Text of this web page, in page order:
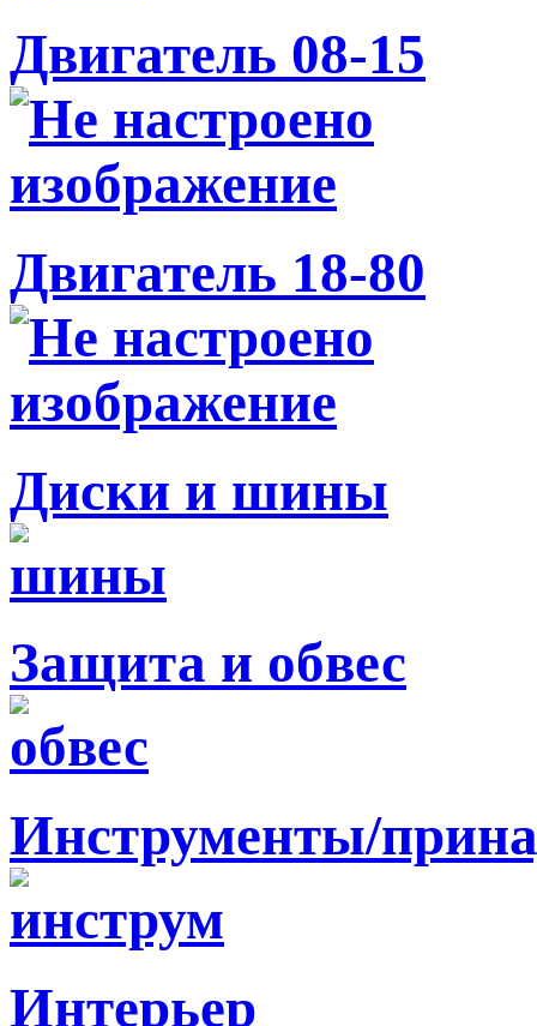
Двигатель 08-15
Двигатель 18-80
Диски и шины
Защита и обвес
Инструменты/
Интерьер